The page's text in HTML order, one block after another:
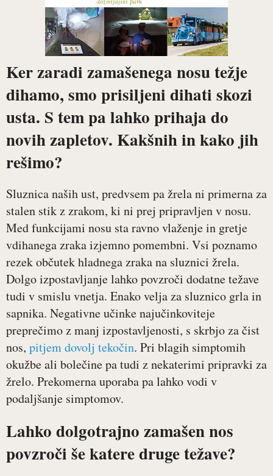
Ker zaradi zamašenega nosu težje
dihamo, smo prisiljeni dihati skozi
usta. S tem pa lahko prihaja do
novih zapletov. Kakšnih in kako jih
rešimo?
Sluznica naših ust, predvsem pa žrela ni primerna za
stalen stik z zrakom, ki ni prej pripravljen v nosu.
Med funkcijami nosu sta ravno vlaženje in gretje
vdihanega zraka izjemno pomembni. Vsi poznamo
rezek občutek hladnega zraka na sluznici žrela.
Dolgo izpostavljanje lahko povzroči dodatne težave
tudi v smislu vnetja. Enako velja za sluznico grla in
sapnika. Negativne učinke najučinkoviteje
preprečimo z manj izpostavljenosti, s skrbjo za čist
nos, pitjem dovolj tekočin. Pri blagih simptomih
okužbe ali bolečine pa tudi z nekaterimi pripravki za
žrelo. Prekomerna uporaba pa lahko vodi v
podaljšanje simptomov.
Lahko dolgotrajno zamašen nos
povzroči še katere druge težave?